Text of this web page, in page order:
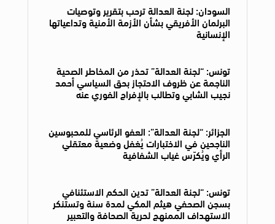
السودان: لجنة العدالة ترحب بتقرير وتوصيات
البرلمان الأفريقي بشأن الأزمة الأمنية وتداعياتها
الإنسانية
تونس: “لجنة العدالة” تحذر من المخاطر الصحية
الناجمة عن ظروف الاحتجاز بحق السياسي أحمد
نجيب الشابي وتطالب بالإفراج الفوري عنه
الجزائر: “لجنة العدالة”: العفو الرئاسي للمحبوسين
الناجحين في الاختبارات يُغفل وضعية معتقلي
الرأي ويُكرّس غياب الشفافية
تونس: “لجنة العدالة” تدين الحكم الاستئنافي
بسجن الصحفي هيثم المكي لمدة سنة وتستنكر
الاستهداف الممنهج لحرية الصحافة والتعبير